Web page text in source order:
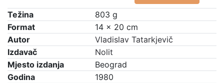
Težina
803 g
Format
14 × 20 cm
Autor
Vladislav Tatarkjevič
Izdavač
Nolit
Mjesto izdanja
Beograd
Godina
1980